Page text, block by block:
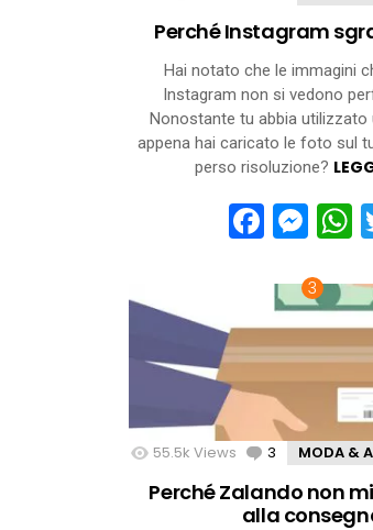
Perché Instagram
Hai notato che le immagini
Instagram non si vedono
Nonostante tu abbia utilizzato
appena hai caricato le foto sul
perso risoluzione?
55.5k Views 3 Comments
MODA &
Perché Zalando non
alla